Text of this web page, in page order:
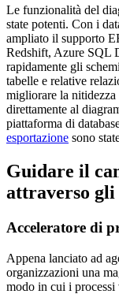
Le funzionalità del
state potenti. Con i
ampliato il supporto
Redshift, Azure SQL
rapidamente gli
tabelle e relative
migliorare la
direttamente al
piattaforma di
esportazione sono
Guidare il
attraverso
Acceleratore di
Appena lanciato ad
organizzazioni una
modo in cui i processi